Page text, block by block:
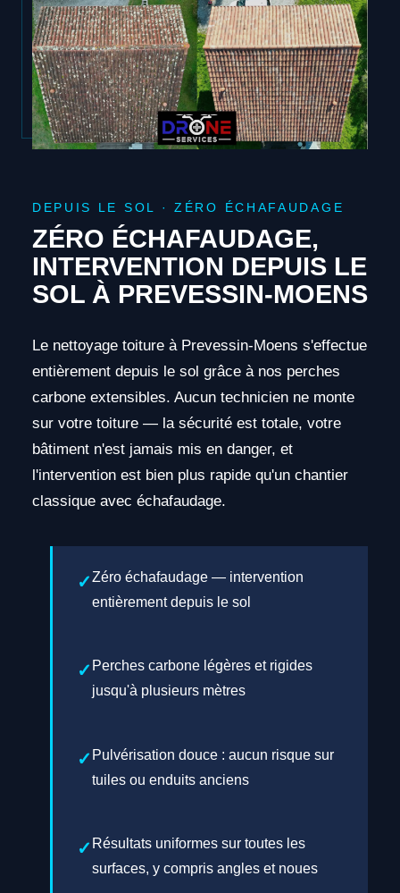
DEPUIS LE SOL · ZÉRO ÉCHAFAUDAGE
ZÉRO ÉCHAFAUDAGE,
INTERVENTION DEPUIS LE
SOL À PREVESSIN-MOENS
Le nettoyage toiture à Prevessin-Moens s'effectue
entièrement depuis le sol grâce à nos perches
carbone extensibles. Aucun technicien ne monte
sur votre toiture — la sécurité est totale, votre
bâtiment n'est jamais mis en danger, et
l'intervention est bien plus rapide qu'un chantier
classique avec échafaudage.
Zéro échafaudage — intervention
entièrement depuis le sol
Perches carbone légères et rigides
jusqu'à plusieurs mètres
Pulvérisation douce : aucun risque sur
tuiles ou enduits anciens
Résultats uniformes sur toutes les
surfaces, y compris angles et noues